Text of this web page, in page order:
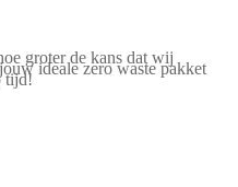
groter de kans dat wij
ideale zero waste pakket
tijd!